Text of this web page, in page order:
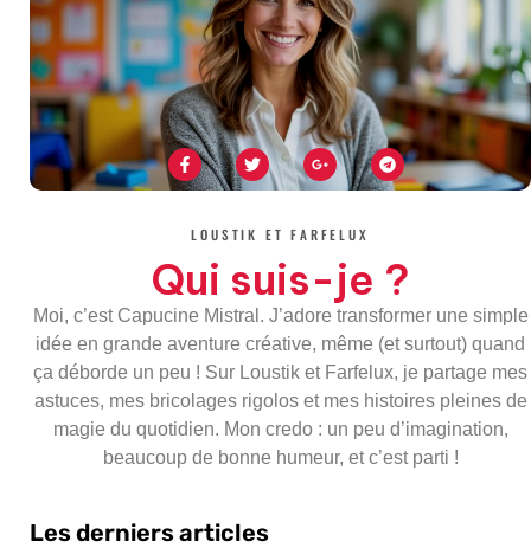
F
a
c
e
o
-
f
T
w
i
t
r
G
o
o
g
-
u
-
g
T
e
l
e
LOUSTIK ET FARFELUX
Qui suis-je ?
Moi, c’est Capucine Mistral. J’adore transformer une simple
idée en grande aventure créative, même (et surtout) quand
ça déborde un peu ! Sur Loustik et Farfelux, je partage mes
astuces, mes bricolages rigolos et mes histoires pleines de
magie du quotidien. Mon credo : un peu d’imagination,
beaucoup de bonne humeur, et c’est parti !
Les derniers articles